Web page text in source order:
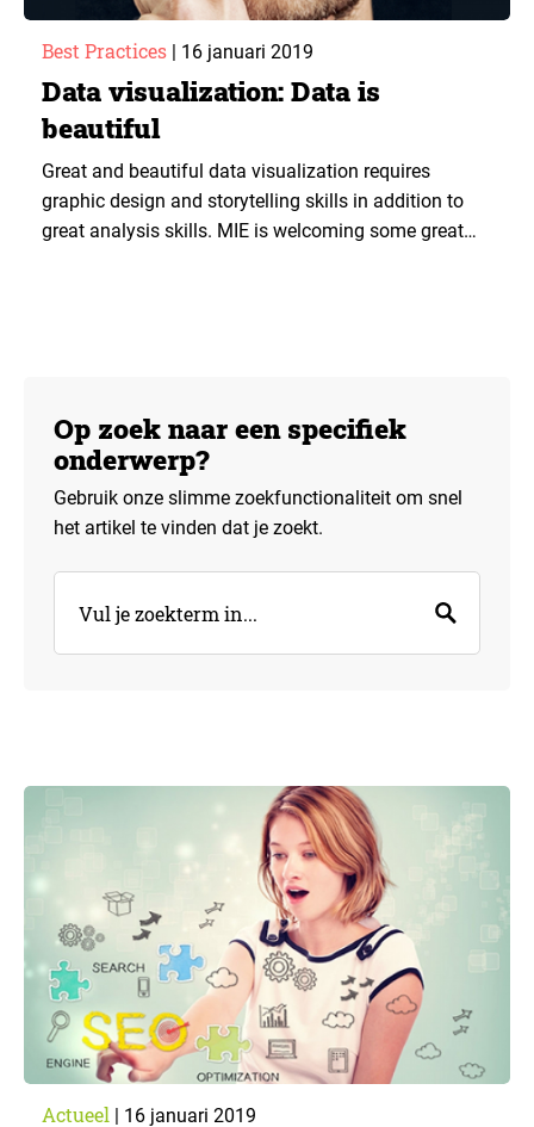
Best Practices | 16 januari 2019
Data visualization: Data is
beautiful
Great and beautiful data visualization requires
graphic design and storytelling skills in addition to
great analysis skills. MIE is welcoming some great
Op zoek naar een specifiek
onderwerp?
Gebruik onze slimme zoekfunctionaliteit om snel
het artikel te vinden dat je zoekt.
Actueel | 16 januari 2019